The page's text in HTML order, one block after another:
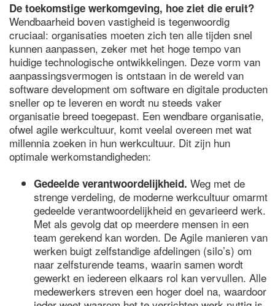
De toekomstige werkomgeving, hoe ziet die eruit?
Wendbaarheid boven vastigheid is tegenwoordig
cruciaal: organisaties moeten zich ten alle tijden snel
kunnen aanpassen, zeker met het hoge tempo van
huidige technologische ontwikkelingen. Deze vorm van
aanpassingsvermogen is ontstaan in de wereld van
software development om software en digitale producten
sneller op te leveren en wordt nu steeds vaker
organisatie breed toegepast. Een wendbare organisatie,
ofwel agile werkcultuur, komt veelal overeen met wat
millennia zoeken in hun werkcultuur. Dit zijn hun
optimale werkomstandigheden:
Gedeelde verantwoordelijkheid. Weg met de
strenge verdeling, de moderne werkcultuur omarmt
gedeelde verantwoordelijkheid en gevarieerd werk.
Met als gevolg dat op meerdere mensen in een
team gerekend kan worden. De Agile manieren van
werken buigt zelfstandige afdelingen (silo’s) om
naar zelfsturende teams, waarin samen wordt
gewerkt en iedereen elkaars rol kan vervullen. Alle
medewerkers streven een hoger doel na, waardoor